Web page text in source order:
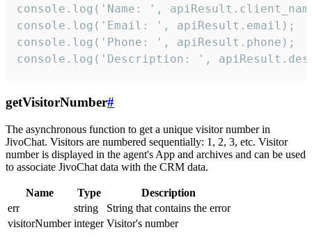
console.log('Name: ',
console.log('Email: ', apiResult.email);
console.log('Phone: ', apiResult.phone);
console.log('Description: ',
getVisitorNumber#
The asynchronous function to get a unique visitor number in
JivoChat. Visitors are numbered sequentially: 1, 2, 3, etc. Visitor
number is displayed in the agent's App and archives and can be used
to associate JivoChat data with the CRM data.
Name Type
Description
err
string
String that contains the error
visitorNumber integer Visitor's number